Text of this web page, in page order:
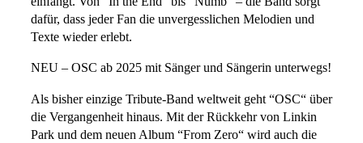
dafür, dass jeder Fan die unvergesslichen Melodien und
Texte wieder erlebt.
NEU – OSC ab 2025 mit Sänger und Sängerin unterwegs!
Als bisher einzige Tribute-Band weltweit geht “OSC“ über
die Vergangenheit hinaus. Mit der Rückkehr von Linkin
Park und dem neuen Album “From Zero“ wird auch die